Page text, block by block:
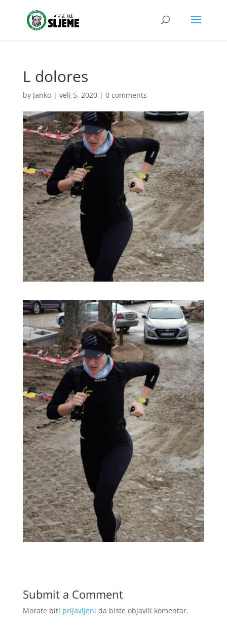
L dolores
by Janko| velj 5, 2020| 0 comments
Submit a Comment
Morate biti prijavljeni da biste objavili komentar.